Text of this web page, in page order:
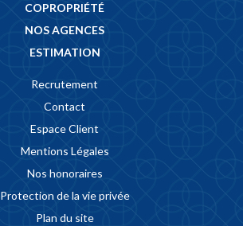
COPROPRIÉTÉ
NOS AGENCES
ESTIMATION
Recrutement
Contact
Espace Client
Mentions Légales
Nos honoraires
Protection de la vie privée
Plan du site